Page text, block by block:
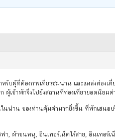
บผู้ที่ต้องการเที่ยวชมน่าน และแหล่งท่องเ
เข้าพักจึงไปยังสถานที่ท่องเที่ยวยอดนิยมต่
นน่าน ของท่านคุ้มค่ามากยิ่งขึ้น ที่พักเสนอ
ผ้าขนหนู, อินเทอร์เน็ตไร้สาย, อินเทอร์เ